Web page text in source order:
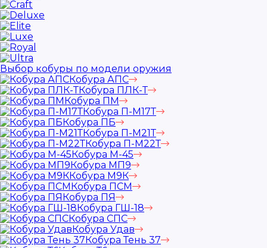
Выбор кобуры по модели оружия
Кобура АПС
Кобура ПЛК-Т
Кобура ПМ
Кобура П-М17Т
Кобура ПБ
Кобура П-М21Т
Кобура П-М22Т
Кобура М-45
Кобура МП9
Кобура М9К
Кобура ПСМ
Кобура ПЯ
Кобура ГШ-18
Кобура СПС
Кобура Удав
Кобура Тень 37